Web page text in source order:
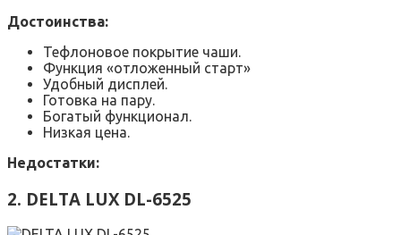
Достоинства:
Тефлоновое покрытие чаши.
Функция «отложенный старт»
Удобный дисплей.
Готовка на пару.
Богатый функционал.
Низкая цена.
Недостатки:
2. DELTA LUX DL-6525